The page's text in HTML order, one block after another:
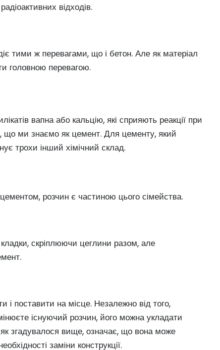
відходів.
тими ж перевагами, що і бетон. Але як матеріал
головною перевагою.
вапна або кальцію, які сприяють реакції при
що ми знаємо як цемент. Для цементу, який
трохи інший хімічний склад.
розчин є частиною цього сімейства.
скріплюючи цеглини разом, але
поставити на місце. Незалежно від того,
існуючий розчин, його можна укладати
згадувалося вище, означає, що вона може
заміни конструкції.